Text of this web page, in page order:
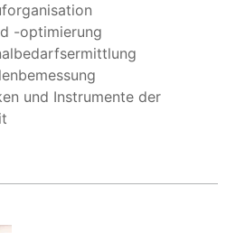
-optimierung
und Instrumente der